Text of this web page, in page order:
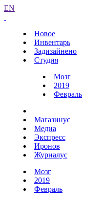
EN
Новое
Инвентарь
Задизайнено
Студия
Мозг
2019
Февраль
Магазинус
Медиа
Экспресс
Иронов
Журналус
Мозг
2019
Февраль